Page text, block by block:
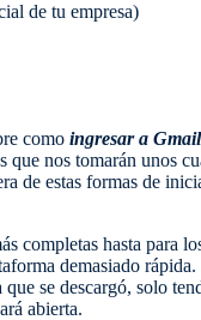
de tu empresa)
como ingresar a
que nos tomarán unos
de estas formas de
completas hasta para
demasiado
se descargó, solo
abierta.